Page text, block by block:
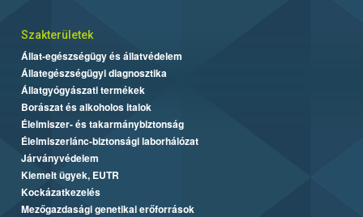
Szakterületek
Állat-egészségügy és állatvédelem
Állategészségügyi diagnosztika
Állatgyógyászati termékek
Borászat és alkoholos italok
Élelmiszer- és takarmánybiztonság
Élelmiszerlánc-biztonsági laborhálózat
Járványvédelem
Kiemelt ügyek, EUTR
Kockázatkezelés
Mezőgazdasági genetikai erőforrások